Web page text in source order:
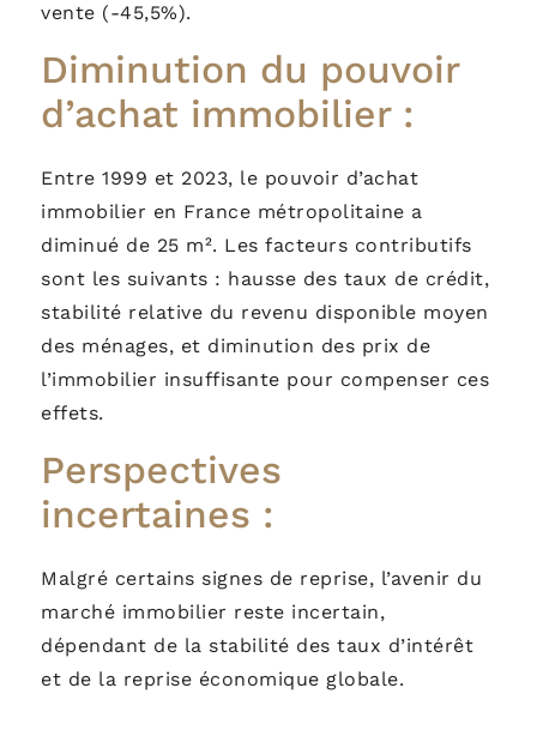
vente (-45,5%).
Diminution du pouvoir
d’achat immobilier :
Entre 1999 et 2023, le pouvoir d’achat
immobilier en France métropolitaine a
diminué de 25 m². Les facteurs contributifs
sont les suivants : hausse des taux de crédit,
stabilité relative du revenu disponible moyen
des ménages, et diminution des prix de
l’immobilier insuffisante pour compenser ces
effets.
Perspectives
incertaines :
Malgré certains signes de reprise, l’avenir du
marché immobilier reste incertain,
dépendant de la stabilité des taux d’intérêt
et de la reprise économique globale.